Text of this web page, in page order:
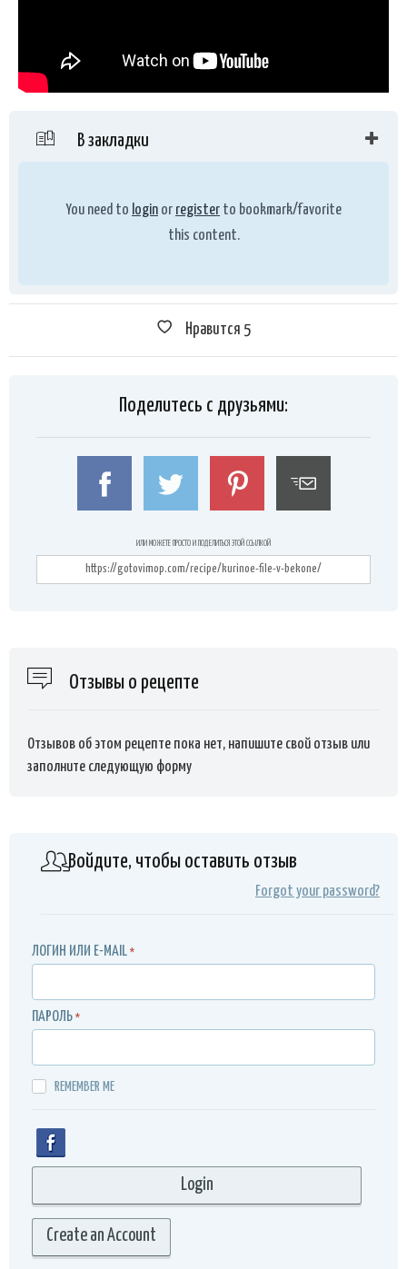
В закладки
You need to login or register to bookmark/favorite
this content.
Нравится 5
Поделитесь с друзьями:
ИЛИ МОЖЕТЕ ПРОСТО И ПОДЕЛИТЬСЯ ЭТОЙ ССЫЛКОЙ
Отзывы о рецепте
Отзывов об этом рецепте пока нет, напишите свой отзыв или
заполните следующую форму
Войдите, чтобы оставить отзыв
Forgot your password?
ЛОГИН ИЛИ E-MAIL *
ПАРОЛЬ *
REMEMBER ME
Create an Account